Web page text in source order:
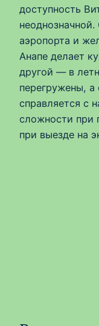
доступность
аэропорта и
Анапе делает
другой — в
перегружены, а
справляется с
сложности при
при выезде на